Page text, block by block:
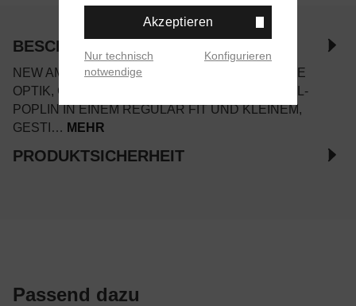
BESCHREIBUNG
NEW AMSTERDAM BEACH SHIRT IN PINSTRIPE
OPTIK, GEFERTIGT AUS LEICHTEM BAUMWOLL-
POPLIN IN EINEM REGULAR FIT UND KLEINEM,
GESTI… MEHR
PRODUKTSICHERHEIT
Passend dazu
Akzeptieren
Nur technisch
notwendige
Konfigurieren